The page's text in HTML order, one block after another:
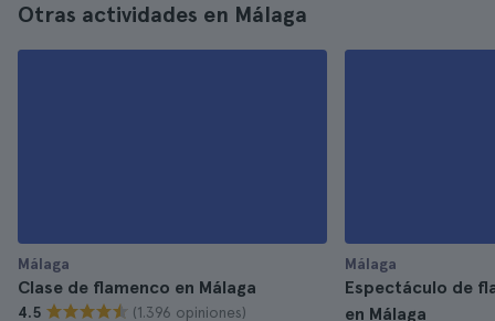
Otras actividades en Málaga
Málaga
Clase de flamenco en Málaga
4.5 (1.396 opiniones)
Málaga
Espectáculo de
en Málaga